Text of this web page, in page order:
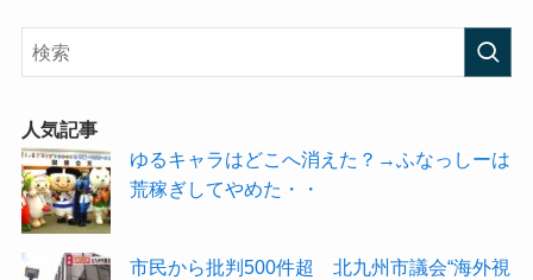
人気記事
ゆるキャラはどこへ消えた？→ふなっしーは
荒稼ぎしてやめた・・
市民から批判500件超 北九州市議会“海外視